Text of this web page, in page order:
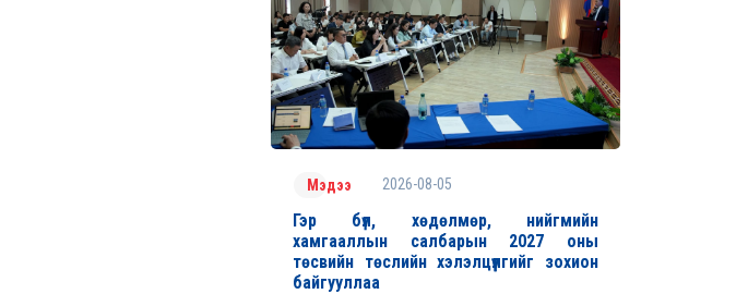
Мэдээ 2026-08-05
Гэр бүл, хөдөлмөр, нийгмийн
хамгааллын салбарын 2027 оны
төсвийн төслийн хэлэлцүүлгийг зохион
байгууллаа